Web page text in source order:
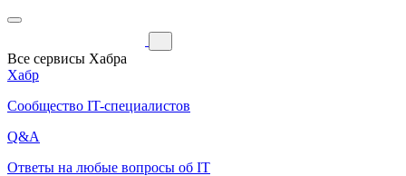
Все сервисы Хабра
Хабр
Сообщество IT-специалистов
Q&A
Ответы на любые вопросы об IT